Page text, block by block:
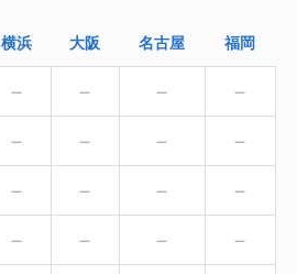
横浜 大阪 名古屋 福岡
－ － － －
－ － － －
－ － － －
－ － － －